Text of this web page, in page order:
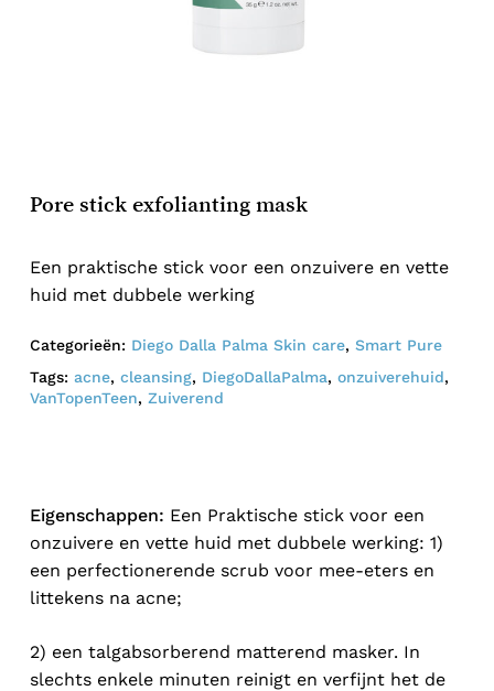
Pore stick exfolianting mask
Een praktische stick voor een onzuivere en vette
huid met dubbele werking
Categorieën: Diego Dalla Palma Skin care, Smart Pure
Tags: acne, cleansing, DiegoDallaPalma, onzuiverehuid,
VanTopenTeen, Zuiverend
Eigenschappen: Een Praktische stick voor een
onzuivere en vette huid met dubbele werking: 1)
een perfectionerende scrub voor mee-eters en
littekens na acne;
2) een talgabsorberend matterend masker. In
slechts enkele minuten reinigt en verfijnt het de